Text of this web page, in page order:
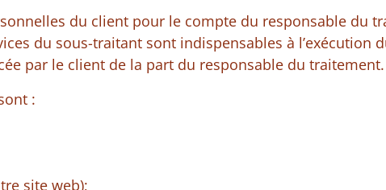
du client pour le compte du responsable du
du sous-traitant sont indispensables à l’exécution
par le client de la part du responsable du traitement.
:
site web);